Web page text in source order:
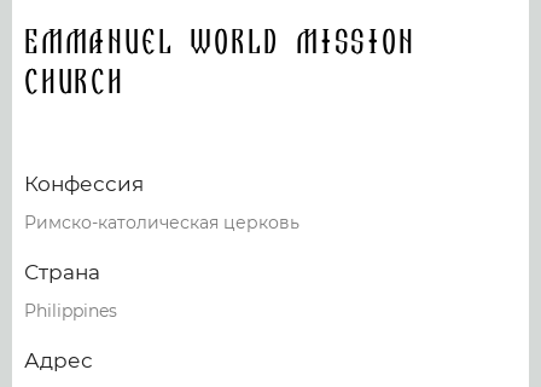
Emmanuel World Mission
Church
Конфессия
Римско-католическая церковь
Страна
Philippines
Адрес